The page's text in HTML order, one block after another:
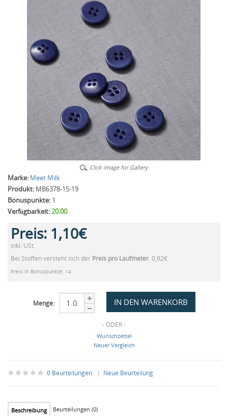
Click image for Gallery
Marke: Meet Milk
Produkt: MB6378-15-19
Bonuspunkte: 1
Verfügbarkeit:20.00
Preis: 1,10€
inkl. USt.
Bei Stoffen versteht sich der Preis pro Laufmeter. 0,92€
Preis in Bonuspunkte: 14
Menge:
- ODER -
Wunschzettel
Neuer Vergleich
0 Beurteilungen. | Neue Beurteilung
Beschreibung Beurteilungen (0)